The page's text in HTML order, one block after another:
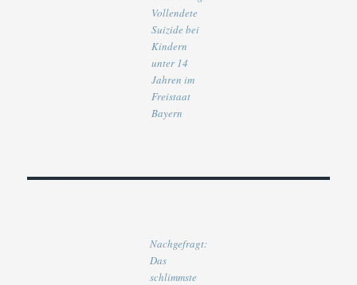
Vollendete
Suizide bei
Kindern
unter 14
Jahren im
Freistaat
Bayern
Nachgefragt:
Das
schlimmste